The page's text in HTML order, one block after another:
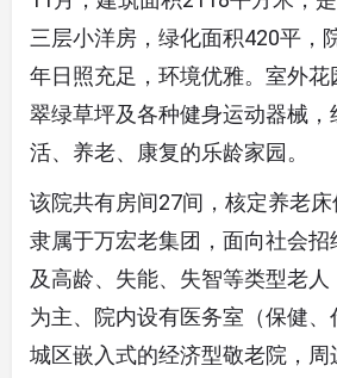
三层小洋房，绿化面积420平，
年日照充足，环境优雅。室外花
翠绿草坪及各种健身运动器械，
活、养老、康复的乐龄家园。
该院共有房间27间，核定养老
隶属于万宏老集团，面向社会
及高龄、失能、失智等类型老
为主、院内设有医务室（保健
城区嵌入式的经济型敬老院，周